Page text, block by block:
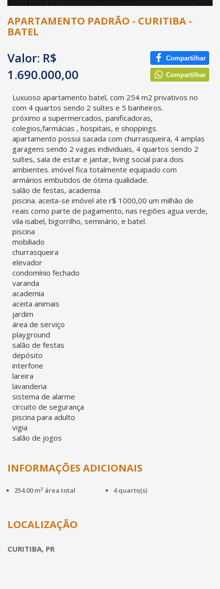
APARTAMENTO PADRÃO - CURITIBA -
BATEL
Valor: R$
1.690.000,00
Compartilhar
Compartilhar
Luxuoso apartamento batel, com 254 m2 privativos no
com 4 quartos sendo 2 suítes e 5 banheiros.
próximo a supermercados, panificadoras,
colegios,farmácias , hospitais, e shoppings.
apartamento possui sacada com churrasqueira, 4 amplas
garagens sendo 2 vagas individuais, 4 quartos sendo 2
suítes, sala de estar e jantar, living social para dois
ambientes. imóvel fica totalmente equipado com
armários embutidos de ótima qualidade.
salão de festas, academia
piscina. aceita-se imóvel ate r$ 1000,00 um milhão de
reais como parte de pagamento, nas regiões agua verde,
vila isabel, bigorrilho, seminário, e batel.
piscina
mobiliado
churrasqueira
elevador
condomínio fechado
varanda
academia
aceita animais
jardim
área de serviço
playground
salão de festas
depósito
interfone
lareira
lavanderia
sistema de alarme
circuito de segurança
piscina para adulto
vigia
salão de jogos
INFORMAÇÕES ADICIONAIS
254.00 m² área total 4 quarto(s)
LOCALIZAÇÃO
CURITIBA, PR